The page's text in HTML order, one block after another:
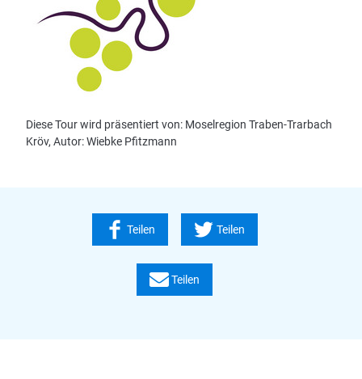
Diese Tour wird präsentiert von: Moselregion Traben-Trarbach
Kröv, Autor: Wiebke Pfitzmann
Teilen Teilen
Teilen